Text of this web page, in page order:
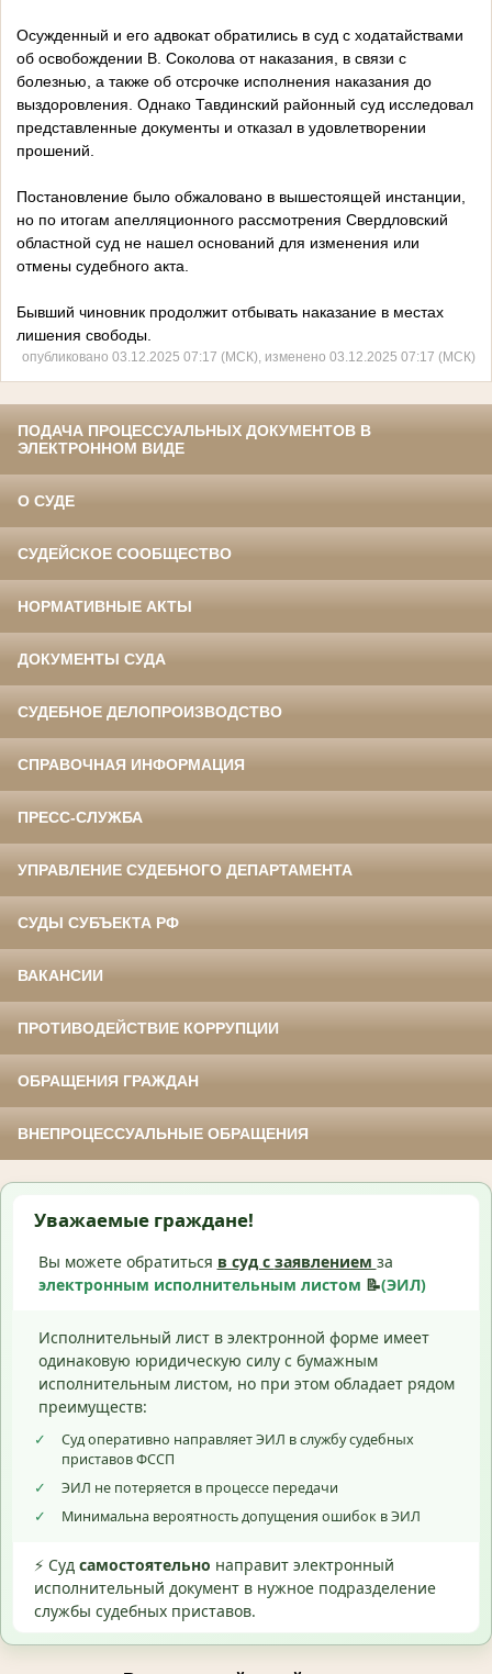
Осужденный и его адвокат обратились в суд с ходатайствами
об освобождении В. Соколова от наказания, в связи с
болезнью, а также об отсрочке исполнения наказания до
выздоровления. Однако Тавдинский районный суд исследовал
представленные документы и отказал в удовлетворении
прошений.
Постановление было обжаловано в вышестоящей инстанции,
но по итогам апелляционного рассмотрения Свердловский
областной суд не нашел оснований для изменения или
отмены судебного акта.
Бывший чиновник продолжит отбывать наказание в местах
лишения свободы.
опубликовано 03.12.2025 07:17 (МСК), изменено 03.12.2025 07:17 (МСК)
ПОДАЧА ПРОЦЕССУАЛЬНЫХ ДОКУМЕНТОВ В
ЭЛЕКТРОННОМ ВИДЕ
О СУДЕ
СУДЕЙСКОЕ СООБЩЕСТВО
НОРМАТИВНЫЕ АКТЫ
ДОКУМЕНТЫ СУДА
СУДЕБНОЕ ДЕЛОПРОИЗВОДСТВО
СПРАВОЧНАЯ ИНФОРМАЦИЯ
ПРЕСС-СЛУЖБА
УПРАВЛЕНИЕ СУДЕБНОГО ДЕПАРТАМЕНТА
СУДЫ СУБЪЕКТА РФ
ВАКАНСИИ
ПРОТИВОДЕЙСТВИЕ КОРРУПЦИИ
ОБРАЩЕНИЯ ГРАЖДАН
ВНЕПРОЦЕССУАЛЬНЫЕ ОБРАЩЕНИЯ
Уважаемые граждане!
Вы можете обратиться в суд с заявлением за
электронным исполнительным листом 📝(ЭИЛ)
Исполнительный лист в электронной форме имеет
одинаковую юридическую силу с бумажным
исполнительным листом, но при этом обладает рядом
преимуществ:
✓
Суд оперативно направляет ЭИЛ в службу судебных
приставов ФССП
✓
ЭИЛ не потеряется в процессе передачи
✓
Минимальна вероятность допущения ошибок в ЭИЛ
⚡ Суд самостоятельно направит электронный
исполнительный документ в нужное подразделение
службы судебных приставов.